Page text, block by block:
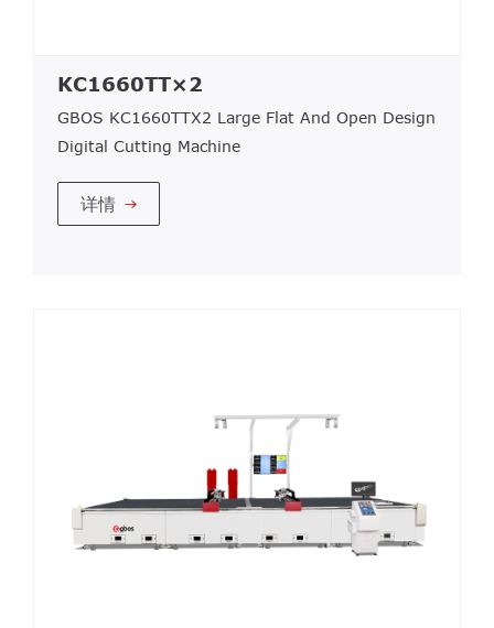
KC1660TT×2
GBOS KC1660TTX2 Large Flat And Open Design
Digital Cutting Machine
详情